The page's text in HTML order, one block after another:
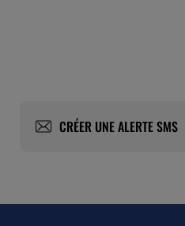
CRÉER UNE ALERTE SMS